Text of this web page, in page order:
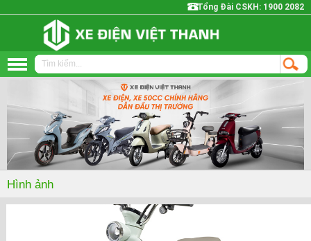
Tổng Đài CSKH: 1900 2082
Xe đạp điện
Xe máy điện
Yadea
Hình ảnh